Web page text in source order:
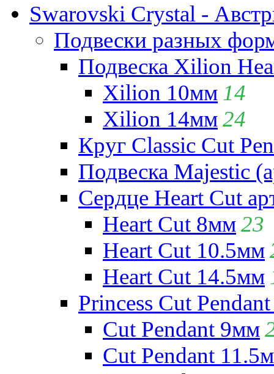
Swarovski Crystal -
Подвески разных
Подвеска Xilion
Xilion 10мм 14
Xilion 14мм24
Круг Classic Cut
Подвеска Majestic
Сердце Heart Cut
Heart Cut 8мм23
Heart Cut 10.5мм
Heart Cut 14.5мм
Princess Cut
Cut Pendant 9мм
Cut Pendant